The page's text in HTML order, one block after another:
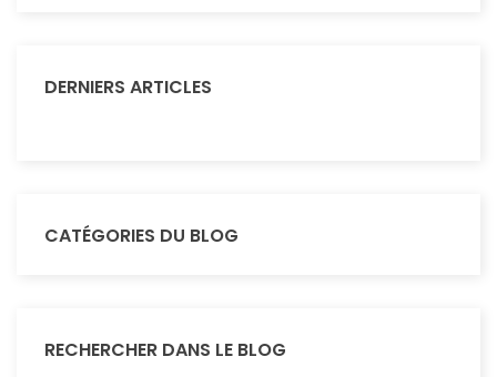
DERNIERS ARTICLES
CATÉGORIES DU BLOG
RECHERCHER DANS LE BLOG